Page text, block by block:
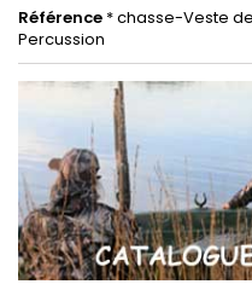
Référence * chasse-Veste
Percussion